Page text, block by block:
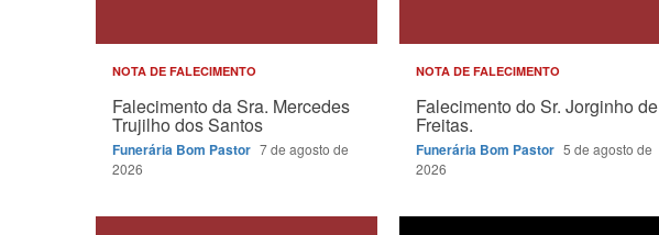
NOTA DE FALECIMENTO
Falecimento da Sra. Mercedes
Trujilho dos Santos
Funerária Bom Pastor 7 de agosto de
2026
NOTA DE FALECIMENTO
Falecimento do Sr. Jorginho de
Freitas.
Funerária Bom Pastor 5 de agosto de
2026